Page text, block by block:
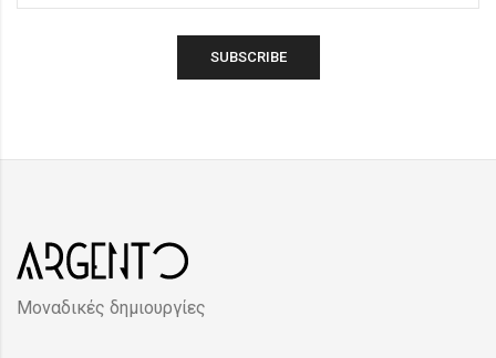
Μοναδικές δημιουργίες